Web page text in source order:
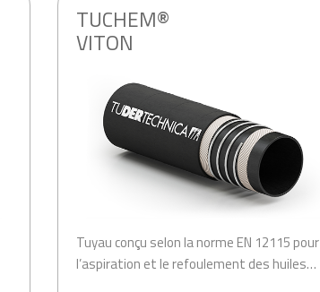
TUCHEM®
VITON
Tuyau conçu selon la norme EN 12115 pour
l’aspiration et le refoulement des huiles…